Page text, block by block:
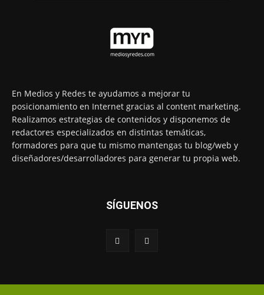
En Medios y Redes te ayudamos a mejorar tu
posicionamiento en Internet gracias al content marketing.
Realizamos estrategias de contenidos y disponemos de
redactores especializados en distintas temáticas,
formadores para que tu mismo mantengas tu blog/web y
diseñadores/desarrolladores para generar tu propia web.
SÍGUENOS